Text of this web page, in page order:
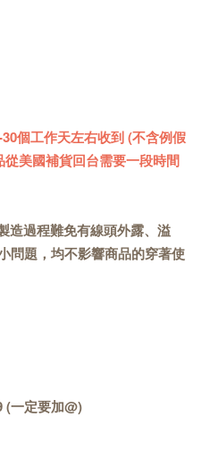
個工作天左右收到 (不含例假
美國補貨回台需要一段時間
造過程難免有線頭外露、溢
問題，均不影響商品的穿著使
(一定要加@)